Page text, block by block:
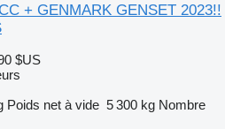
+ GENMARK GENSET 2023!!
$US
Poids net à vide 5 300 kg Nombre